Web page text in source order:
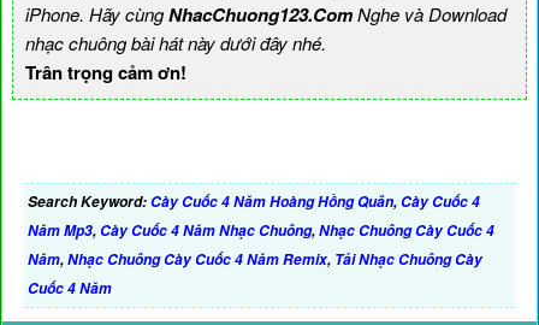
iPhone. Hãy cùngNhacChuong123.ComNghe và Download
nhạc chuông bài hát này dưới đây nhé.
Trân trọng cảm ơn!
Search Keyword:Cày Cuốc 4 Năm Hoàng Hồng Quân,Cày Cuốc 4
Năm Mp3,Cày Cuốc 4 Năm Nhạc Chuông,Nhạc Chuông Cày Cuốc 4
Năm,Nhạc Chuông Cày Cuốc 4 Năm Remix, Tải Nhạc Chuông Cày
Cuốc 4 Năm